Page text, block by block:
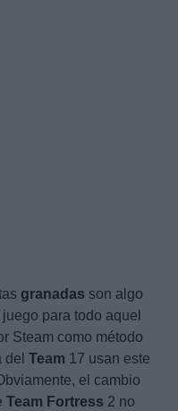
granadas son algo
para todo aquel
Steam como método
Team 17 usan este
el cambio
Team Fortress 2 no